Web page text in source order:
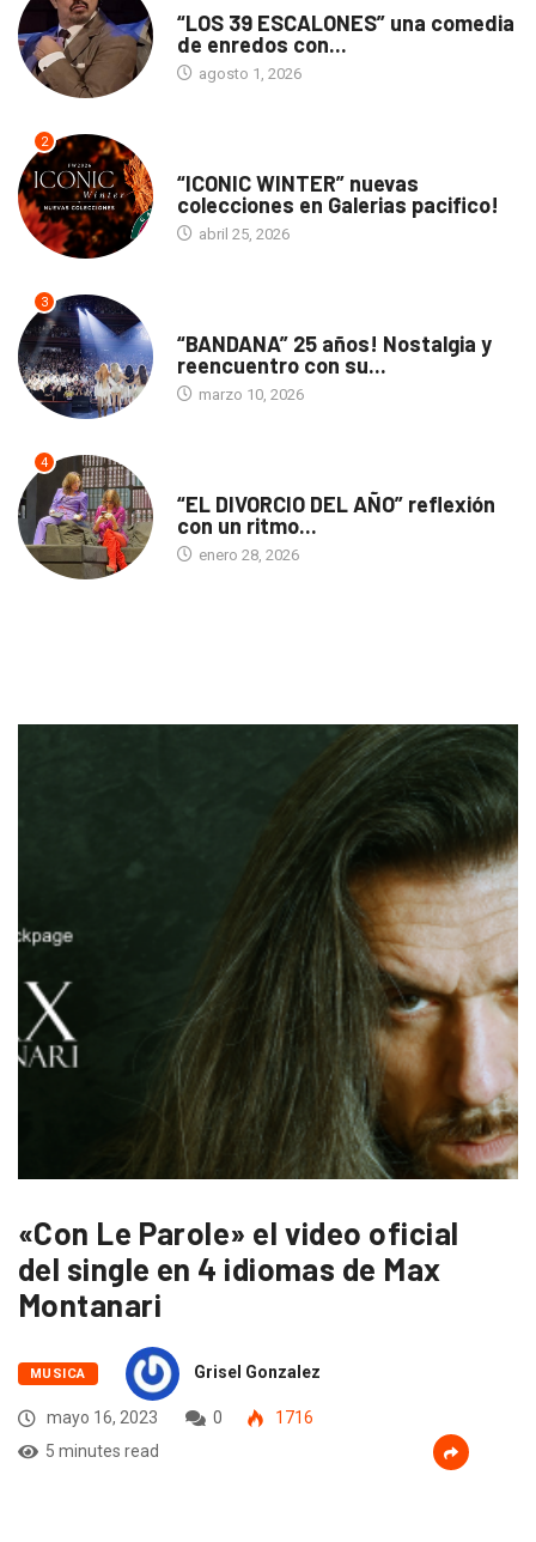
“LOS 39 ESCALONES” una comedia
de enredos con...
agosto 1, 2026
2
“ICONIC WINTER” nuevas
colecciones en Galerias pacifico!
abril 25, 2026
3
“BANDANA” 25 años! Nostalgia y
reencuentro con su...
marzo 10, 2026
4
“EL DIVORCIO DEL AÑO” reflexión
con un ritmo...
enero 28, 2026
«Con Le Parole» el video oficial
del single en 4 idiomas de Max
Montanari
MUSICA Grisel Gonzalez
mayo 16, 2023 0
1716
5 minutes read